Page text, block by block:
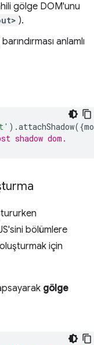
gölge DOM'unu
).
barındırması anlamlı
).attachShadow({
shadow dom.
bölümlere
için
gölge